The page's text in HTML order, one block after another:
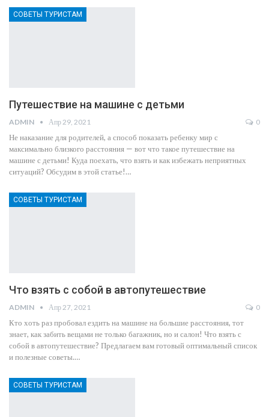
СОВЕТЫ ТУРИСТАМ
Путешествие на машине с детьми
ADMIN Апр 29, 2021 0
Не наказание для родителей, а способ показать ребенку мир с
максимально близкого расстояния — вот что такое путешествие на
машине с детьми! Куда поехать, что взять и как избежать неприятных
ситуаций? Обсудим в этой статье!…
СОВЕТЫ ТУРИСТАМ
Что взять с собой в автопутешествие
ADMIN Апр 27, 2021 0
Кто хоть раз пробовал ездить на машине на большие расстояния, тот
знает, как забить вещами не только багажник, но и салон! Что взять с
собой в автопутешествие? Предлагаем вам готовый оптимальный список
и полезные советы.…
СОВЕТЫ ТУРИСТАМ